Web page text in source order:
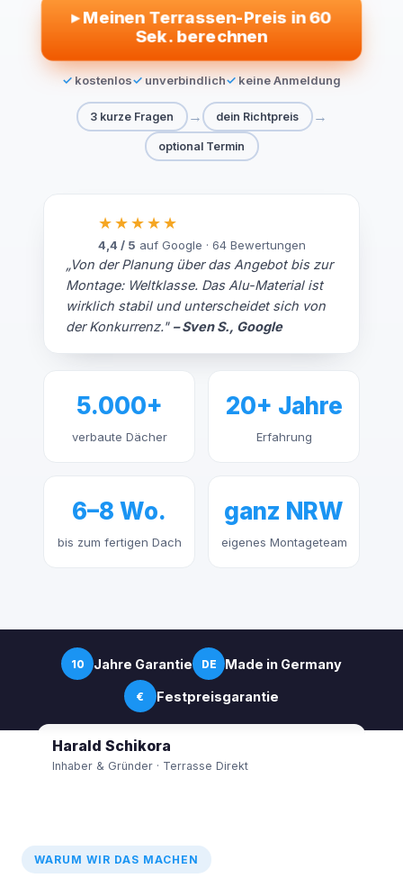
▸Meinen Terrassen-Preis in 60
Sek. berechnen
kostenlos unverbindlich keine Anmeldung
3 kurze Fragen → dein Richtpreis →
optional Termin
★★★★★
4,4 / 5 auf Google · 64 Bewertungen
„Von der Planung über das Angebot bis zur
Montage: Weltklasse. Das Alu-Material ist
wirklich stabil und unterscheidet sich von
der Konkurrenz." – Sven S., Google
5.000+
verbaute Dächer
20+ Jahre
Erfahrung
6–8 Wo.
bis zum fertigen Dach
ganz NRW
eigenes Montageteam
10 Jahre Garantie DE Made in Germany
€ Festpreisgarantie
Harald Schikora
Inhaber & Gründer · Terrasse Direkt
WARUM WIR DAS MACHEN